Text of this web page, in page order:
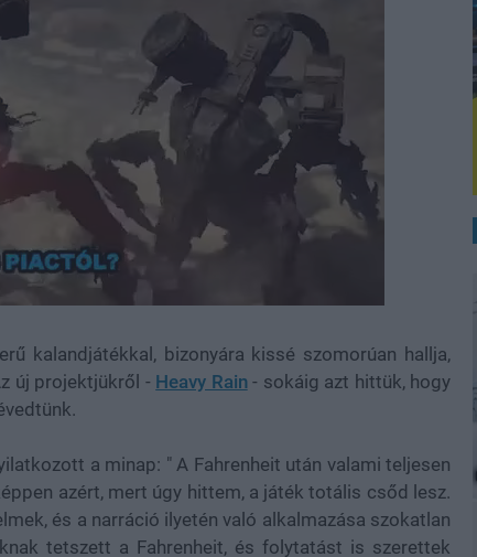
kalandjátékkal, bizonyára kissé szomorúan hallja,
új projektjükről - Heavy Rain- sokáig azt hittük, hogy
a minap: " A Fahrenheit után valami teljesen
azért, mert úgy hittem, a játék totális csőd lesz.
és a narráció ilyetén való alkalmazása szokatlan
tetszett a Fahrenheit, és folytatást is szerettek